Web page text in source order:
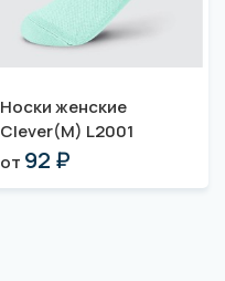
Носки женские
Clever(M) L2001
от 92 ₽